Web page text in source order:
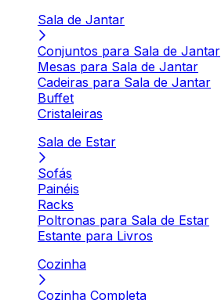
Sala de Jantar
Conjuntos para Sala de Jantar
Mesas para Sala de Jantar
Cadeiras para Sala de Jantar
Buffet
Cristaleiras
Sala de Estar
Sofás
Painéis
Racks
Poltronas para Sala de Estar
Estante para Livros
Cozinha
Cozinha Completa